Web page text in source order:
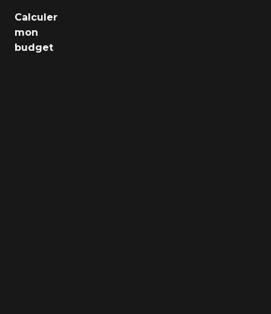
Calculer
mon
budget